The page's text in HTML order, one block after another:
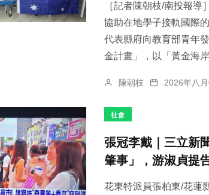
［記者陳朝枝/南投報導
協助在地學子接軌國際
代表縣府向教育部青年
金計畫」，以「黃金海
陳朝枝 2026年八
社會
張冠李戴｜三立新
肇事」，游淑貞提
花東特派員張柏東/花蓮